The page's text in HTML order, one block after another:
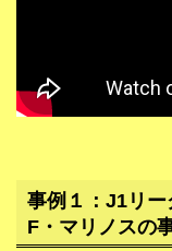
事例１：J1リ
F・マリノスの